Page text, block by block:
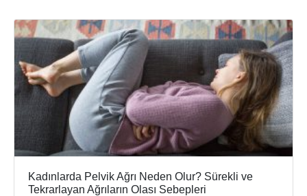
Kadınlarda Pelvik Ağrı Neden Olur? Sürekli ve
Tekrarlayan Ağrıların Olası Sebepleri